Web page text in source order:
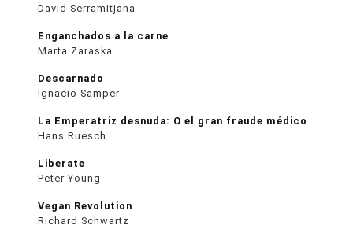
David Serramitjana
Enganchados a la carne
Marta Zaraska
Descarnado
Ignacio Samper
La Emperatriz desnuda: O el gran fraude médico
Hans Ruesch
Liberate
Peter Young
Vegan Revolution
Richard Schwartz